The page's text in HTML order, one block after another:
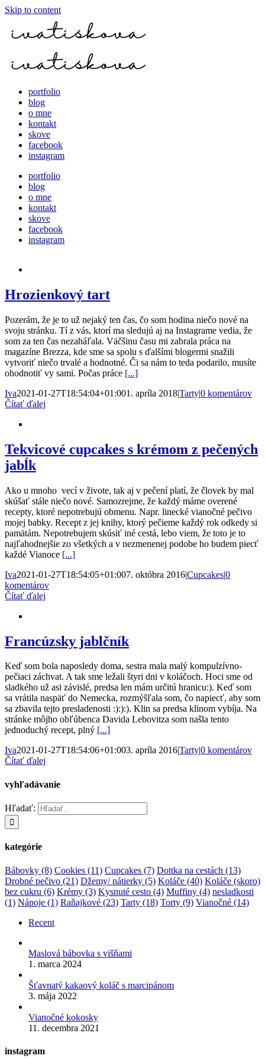
Skip to content
portfolio
blog
o mne
kontakt
skove
facebook
instagram
portfolio
blog
o mne
kontakt
skove
facebook
instagram
Hrozienkový tart
Pozerám, že je to už nejaký ten čas, čo som hodina niečo nové na
svoju stránku. Tí z vás, ktorí ma sledujú aj na Instagrame vedia, že
som za ten čas nezaháľala. Väčšinu času mi zabrala práca na
magazíne Brezza, kde sme sa spolu s ďalšími blogermi snažili
vytvoriť niečo trvalé a hodnotné. Či sa nám to teda podarilo, musíte
ohodnotiť vy sami. Počas práce [...]
Iva2021-01-27T18:54:04+01:001. apríla 2018|Tarty|0 komentárov
Čítať ďalej
Tekvicové cupcakes s krémom z pečených
jabĺk
Ako u mnoho vecí v živote, tak aj v pečení platí, že človek by mal
skúšať stále niečo nové. Samozrejme, že každý máme overené
recepty, ktoré nepotrebujú obmenu. Napr. linecké vianočné pečivo
mojej babky. Recept z jej knihy, ktorý pečieme každý rok odkedy si
pamätám. Nepotrebujem skúsiť iné cestá, lebo viem, že toto je to
najľahodnejšie zo všetkých a v nezmenenej podobe ho budem piecť
každé Vianoce [...]
Iva2021-01-27T18:54:05+01:007. októbra 2016|Cupcakes|0
komentárov
Čítať ďalej
Francúzsky jablčník
Keď som bola naposledy doma, sestra mala malý kompulzívno-
pečiaci záchvat. A tak sme ležali štyri dni v koláčoch. Hoci sme od
sladkého už asi závislé, predsa len mám určitú hranicu:). Keď som
sa vrátila naspäť do Nemecka, rozmýšľala som, čo napiecť, aby som
sa zbavila tejto presladenosti :):):). Klin sa predsa klinom vybíja. Na
stránke môjho obľúbenca Davida Lebovitza som našla tento
jednoduchý recept, plný [...]
Iva2021-01-27T18:54:06+01:003. apríla 2016|Tarty|0 komentárov
Čítať ďalej
vyhľadávanie
Hľadať:
kategórie
Bábovky (8) Cookies (11) Cupcakes (7) Dottka na cestách (13)
Drobné pečivo (21) Džemy/ nátierky (5) Koláče (40) Koláče (skoro)
bez cukru (6) Krémy (3) Kysnuté cesto (4) Muffiny (4) nesladkosti
(1) Nápoje (1) Raňajkové (23) Tarty (18) Torty (9) Vianočné (14)
Recent
Maslová bábovka s višňami
1. marca 2024
Šťavnatý kakaový koláč s marcipánom
3. mája 2022
Vianočné kokosky
11. decembra 2021
instagram